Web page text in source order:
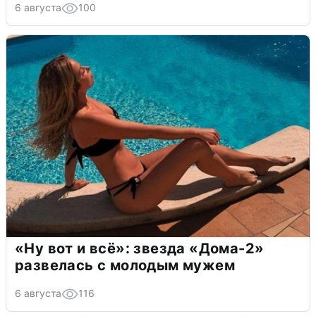
6 августа 100
«Ну вот и всё»: звезда «Дома-2»
развелась с молодым мужем
6 августа 116